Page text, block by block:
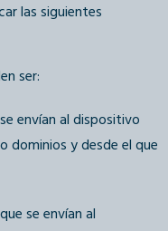
las siguientes
ser:
envían al dispositivo
dominios y desde el que
se envían al